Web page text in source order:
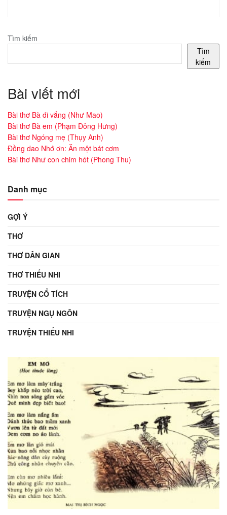
Tìm kiếm
Tìm
kiếm
Bài viết mới
Bài thơ Bà đi vắng (Như Mao)
Bài thơ Bà em (Phạm Đông Hưng)
Bài thơ Ngóng mẹ (Thụy Anh)
Đồng dao Nhớ ơn: Ăn một bát cơm
Bài thơ Như con chim hót (Phong Thu)
Danh mục
GỢI Ý
THƠ
THƠ DÂN GIAN
THƠ THIẾU NHI
TRUYỆN CỔ TÍCH
TRUYỆN NGỤ NGÔN
TRUYỆN THIẾU NHI